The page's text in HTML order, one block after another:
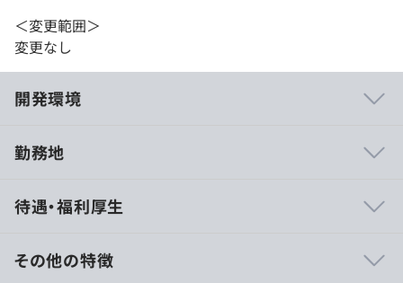
＜変更範囲＞
変更なし
開発環境
なプログラム言語を習得でき、知識が身につけられ、ご自
績をしっかり評価します。
勤務地
待遇・福利厚生
その他の特徴